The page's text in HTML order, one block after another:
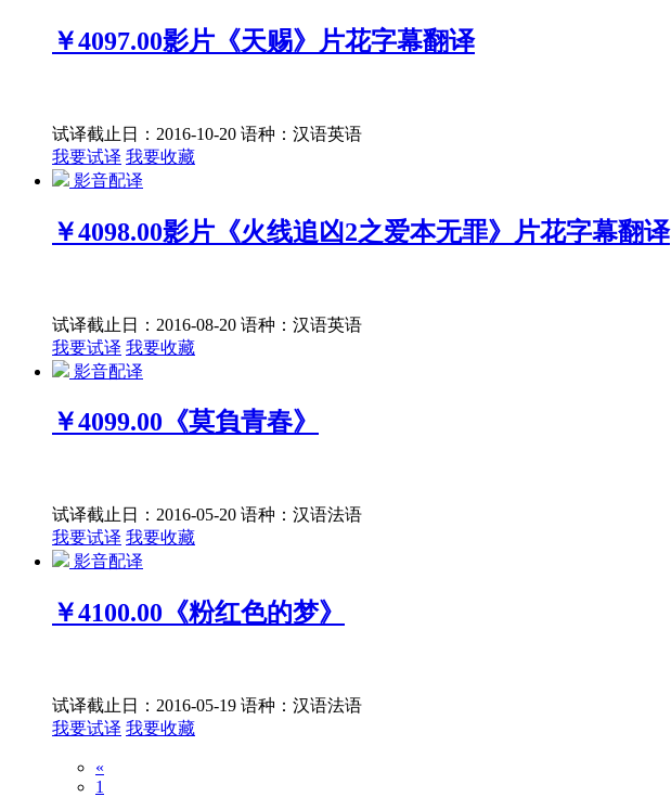
￥4097.00影片《天赐》片花字幕翻译
试译截止日：2016-10-20 语种：汉语英语
我要试译 我要收藏
影音配译
￥4098.00影片《火线追凶2之爱本无罪》片花字幕翻译
试译截止日：2016-08-20 语种：汉语英语
我要试译 我要收藏
影音配译
￥4099.00 《莫負青春》
试译截止日：2016-05-20 语种：汉语法语
我要试译 我要收藏
影音配译
￥4100.00 《粉红色的梦》
试译截止日：2016-05-19 语种：汉语法语
我要试译 我要收藏
«
1